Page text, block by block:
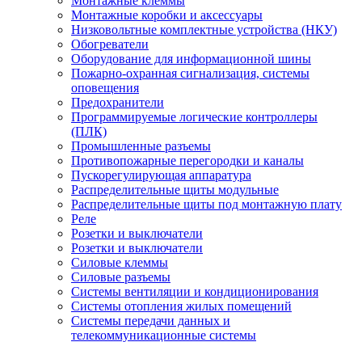
Монтажные коробки и аксессуары
Низковольтные комплектные устройства (НКУ)
Обогреватели
Оборудование для информационной шины
Пожарно-охранная сигнализация, системы
оповещения
Предохранители
Программируемые логические контроллеры
(ПЛК)
Промышленные разъемы
Противопожарные перегородки и каналы
Пускорегулирующая аппаратура
Распределительные щиты модульные
Распределительные щиты под монтажную плату
Реле
Розетки и выключатели
Розетки и выключатели
Силовые клеммы
Силовые разъемы
Системы вентиляции и кондиционирования
Системы отопления жилых помещений
Системы передачи данных и
телекоммуникационные системы